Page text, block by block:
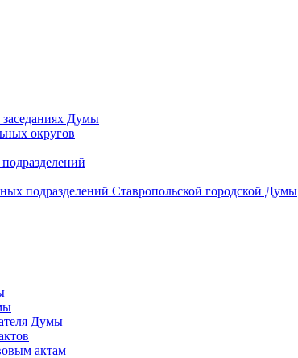
Думы
округов
подразделений Ставропольской городской Думы
Думы
актам